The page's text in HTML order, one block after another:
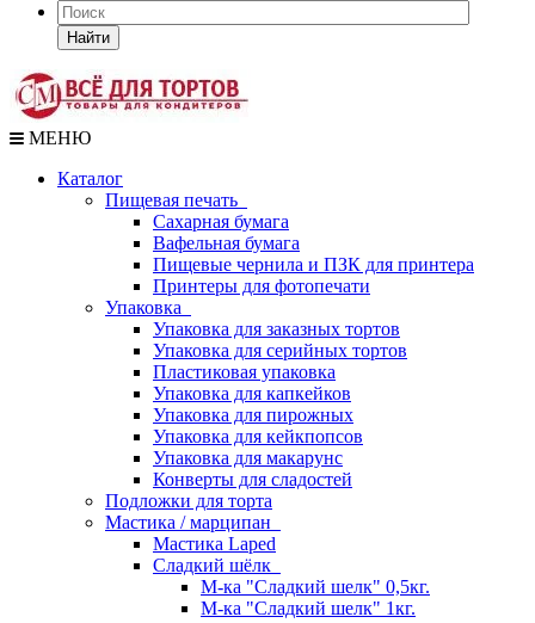
Найти
МЕНЮ
Каталог
Пищевая печать
Сахарная бумага
Вафельная бумага
Пищевые чернила и ПЗК для принтера
Принтеры для фотопечати
Упаковка
Упаковка для заказных тортов
Упаковка для серийных тортов
Пластиковая упаковка
Упаковка для капкейков
Упаковка для пирожных
Упаковка для кейкпопсов
Упаковка для макарунс
Конверты для сладостей
Подложки для торта
Мастика / марципан
Мастика Laped
Сладкий шёлк
М-ка "Сладкий шелк" 0,5кг.
М-ка "Сладкий шелк" 1кг.